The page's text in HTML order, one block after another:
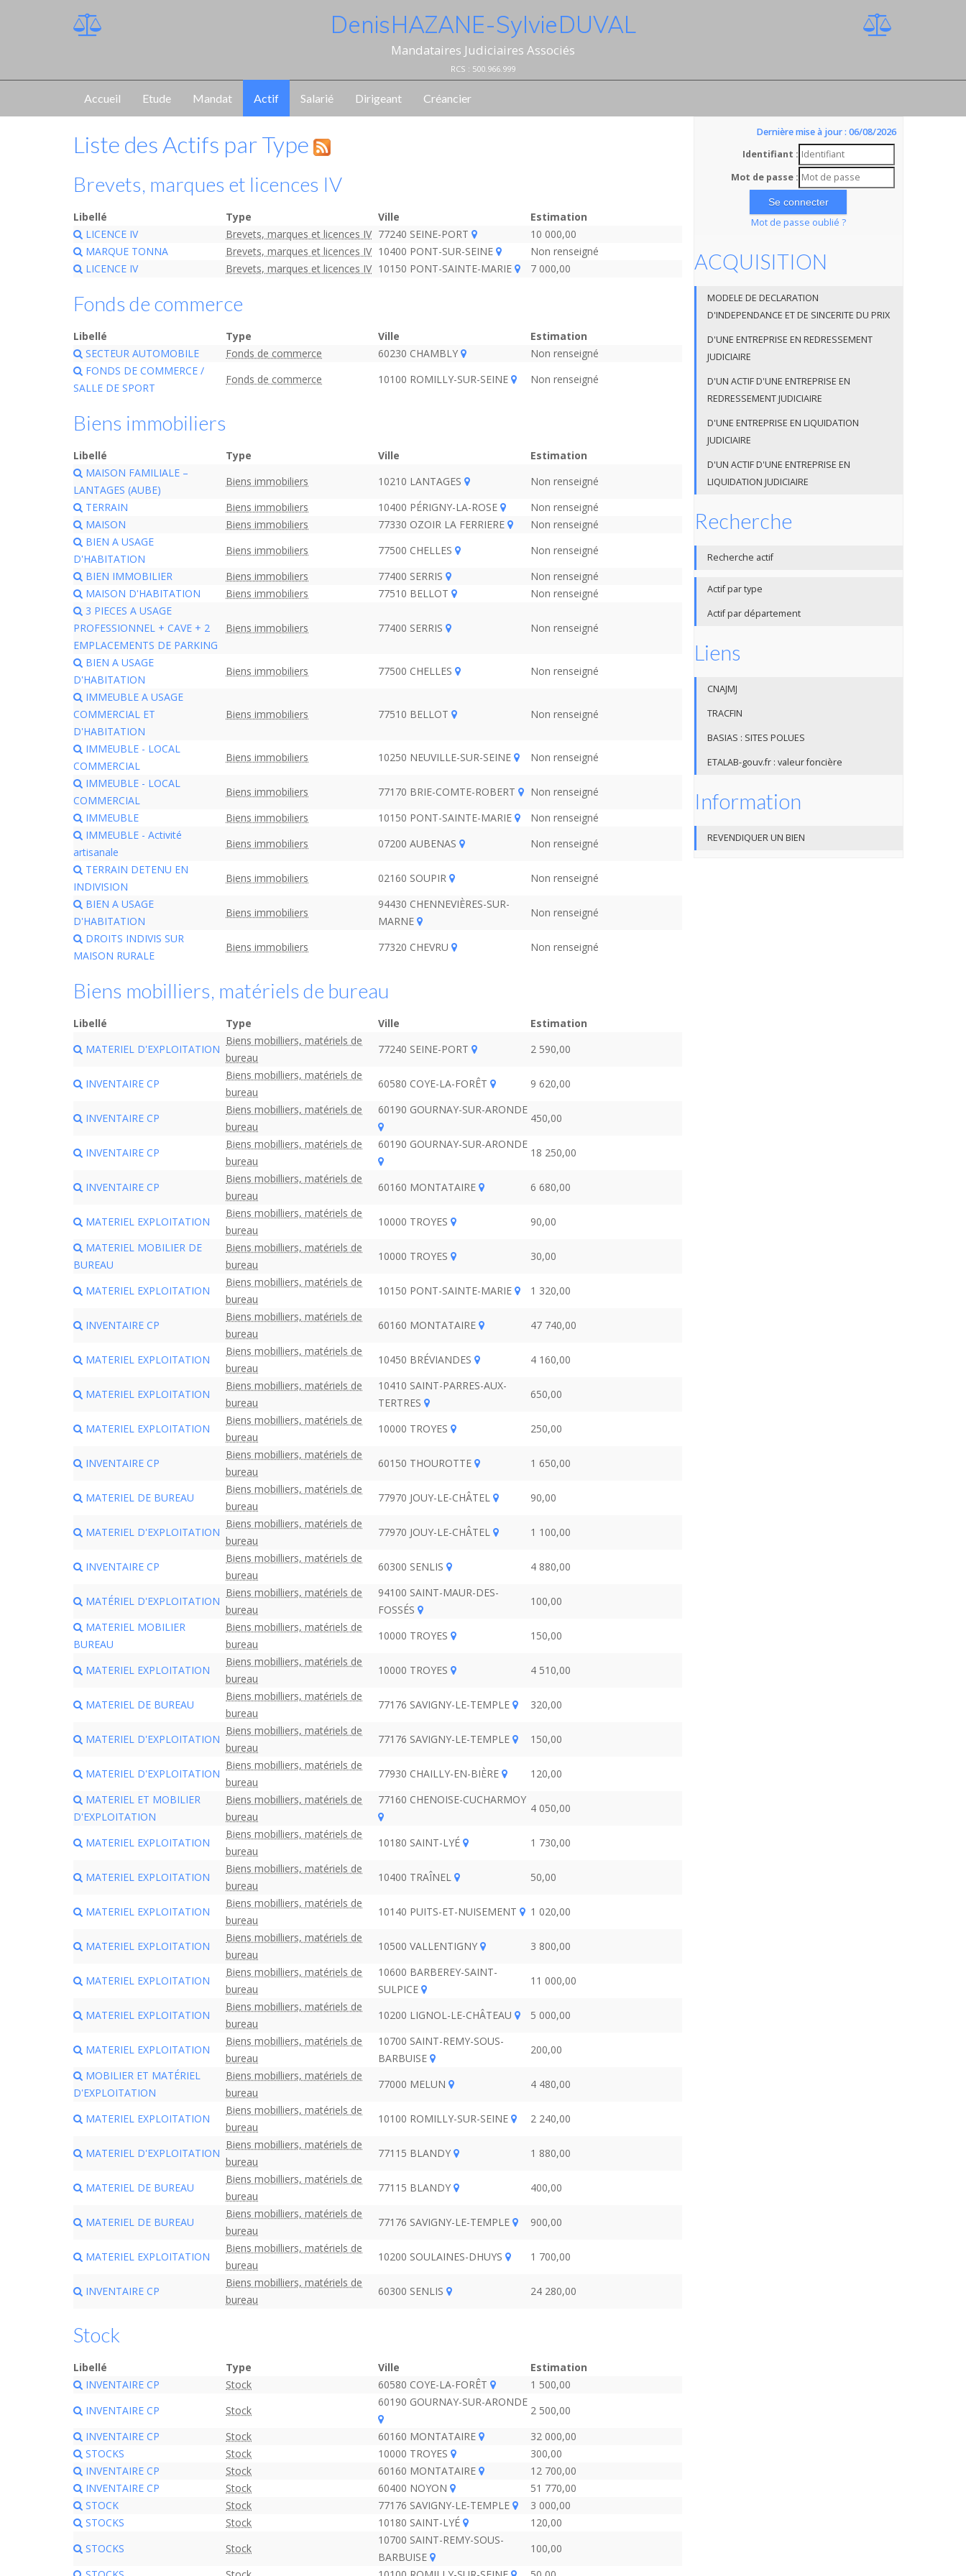
Denis HAZANE - Sylvie DUVAL
Mandataires Judiciaires Associés
RCS : 500.966.999
Accueil Etude Mandat Actif Salarié Dirigeant Créancier
Liste des Actifs par Type
Brevets, marques et licences IV
Libellé Type Ville
Estimation
LICENCE IV
Brevets, marques et licences IV 77240 SEINE-PORT
10 000,00
MARQUE TONNA
Brevets, marques et licences IV 10400 PONT-SUR-SEINE
Non renseigné
LICENCE IV
Brevets, marques et licences IV 10150 PONT-SAINTE-MARIE 7 000,00
Fonds de commerce
Libellé Type Ville
Estimation
SECTEUR AUTOMOBILE
Fonds de commerce 60230 CHAMBLY
Non renseigné
FONDS DE COMMERCE /
SALLE DE SPORT
Fonds de commerce 10100 ROMILLY-SUR-SEINE Non renseigné
Biens immobiliers
Libellé Type Ville
Estimation
MAISON FAMILIALE –
LANTAGES (AUBE)
Biens immobiliers 10210 LANTAGES
Non renseigné
TERRAIN
Biens immobiliers 10400 PÉRIGNY-LA-ROSE
Non renseigné
MAISON
Biens immobiliers 77330 OZOIR LA FERRIERE
Non renseigné
BIEN A USAGE
D'HABITATION
Biens immobiliers 77500 CHELLES
Non renseigné
BIEN IMMOBILIER
Biens immobiliers 77400 SERRIS
Non renseigné
MAISON D'HABITATION
Biens immobiliers 77510 BELLOT
Non renseigné
3 PIECES A USAGE
PROFESSIONNEL + CAVE + 2
EMPLACEMENTS DE PARKING
Biens immobiliers 77400 SERRIS Non renseigné
BIEN A USAGE
D'HABITATION
Biens immobiliers 77500 CHELLES
Non renseigné
IMMEUBLE A USAGE
COMMERCIAL ET
D'HABITATION
Biens immobiliers 77510 BELLOT Non renseigné
IMMEUBLE - LOCAL
COMMERCIAL
Biens immobiliers 10250 NEUVILLE-SUR-SEINE
Non renseigné
IMMEUBLE - LOCAL
COMMERCIAL
Biens immobiliers 77170 BRIE-COMTE-ROBERT
Non renseigné
IMMEUBLE
Biens immobiliers 10150 PONT-SAINTE-MARIE
Non renseigné
IMMEUBLE - Activité
artisanale
Biens immobiliers 07200 AUBENAS
Non renseigné
TERRAIN DETENU EN
INDIVISION
Biens immobiliers 02160 SOUPIR
Non renseigné
BIEN A USAGE
D'HABITATION
Biens immobiliers
94430 CHENNEVIÈRES-SUR-
MARNE
Non renseigné
DROITS INDIVIS SUR
MAISON RURALE
Biens immobiliers 77320 CHEVRU Non renseigné
Biens mobilliers, matériels de bureau
Libellé Type Ville
Estimation
MATERIEL D'EXPLOITATION
Biens mobilliers, matériels de
bureau
77240 SEINE-PORT 2 590,00
INVENTAIRE CP
Biens mobilliers, matériels de
bureau
60580 COYE-LA-FORÊT 9 620,00
INVENTAIRE CP
Biens mobilliers, matériels de
bureau
60190 GOURNAY-SUR-ARONDE
450,00
INVENTAIRE CP
Biens mobilliers, matériels de
bureau
60190 GOURNAY-SUR-ARONDE
18 250,00
INVENTAIRE CP
Biens mobilliers, matériels de
bureau
60160 MONTATAIRE 6 680,00
MATERIEL EXPLOITATION
Biens mobilliers, matériels de
bureau
10000 TROYES
90,00
MATERIEL MOBILIER DE
BUREAU
Biens mobilliers, matériels de
bureau
10000 TROYES 30,00
MATERIEL EXPLOITATION
Biens mobilliers, matériels de
bureau
10150 PONT-SAINTE-MARIE 1 320,00
INVENTAIRE CP
Biens mobilliers, matériels de
bureau
60160 MONTATAIRE 47 740,00
MATERIEL EXPLOITATION
Biens mobilliers, matériels de
bureau
10450 BRÉVIANDES 4 160,00
MATERIEL EXPLOITATION
Biens mobilliers, matériels de
bureau
10410 SAINT-PARRES-AUX-
TERTRES
650,00
MATERIEL EXPLOITATION
Biens mobilliers, matériels de
bureau
10000 TROYES 250,00
INVENTAIRE CP
Biens mobilliers, matériels de
bureau
60150 THOUROTTE 1 650,00
MATERIEL DE BUREAU
Biens mobilliers, matériels de
bureau
77970 JOUY-LE-CHÂTEL 90,00
MATERIEL D'EXPLOITATION
Biens mobilliers, matériels de
bureau
77970 JOUY-LE-CHÂTEL 1 100,00
INVENTAIRE CP
Biens mobilliers, matériels de
bureau
60300 SENLIS 4 880,00
MATÉRIEL D'EXPLOITATION
Biens mobilliers, matériels de
bureau
94100 SAINT-MAUR-DES-
FOSSÉS
100,00
MATERIEL MOBILIER
BUREAU
Biens mobilliers, matériels de
bureau
10000 TROYES 150,00
MATERIEL EXPLOITATION
Biens mobilliers, matériels de
bureau
10000 TROYES 4 510,00
MATERIEL DE BUREAU
Biens mobilliers, matériels de
bureau
77176 SAVIGNY-LE-TEMPLE 320,00
MATERIEL D'EXPLOITATION
Biens mobilliers, matériels de
bureau
77176 SAVIGNY-LE-TEMPLE 150,00
MATERIEL D'EXPLOITATION
Biens mobilliers, matériels de
bureau
77930 CHAILLY-EN-BIÈRE
120,00
MATERIEL ET MOBILIER
D'EXPLOITATION
Biens mobilliers, matériels de
bureau
77160 CHENOISE-CUCHARMOY
4 050,00
MATERIEL EXPLOITATION
Biens mobilliers, matériels de
bureau
10180 SAINT-LYÉ 1 730,00
MATERIEL EXPLOITATION
Biens mobilliers, matériels de
bureau
10400 TRAÎNEL 50,00
MATERIEL EXPLOITATION
Biens mobilliers, matériels de
bureau
10140 PUITS-ET-NUISEMENT 1 020,00
MATERIEL EXPLOITATION
Biens mobilliers, matériels de
bureau
10500 VALLENTIGNY 3 800,00
MATERIEL EXPLOITATION
Biens mobilliers, matériels de
bureau
10600 BARBEREY-SAINT-
SULPICE
11 000,00
MATERIEL EXPLOITATION
Biens mobilliers, matériels de
bureau
10200 LIGNOL-LE-CHÂTEAU 5 000,00
MATERIEL EXPLOITATION
Biens mobilliers, matériels de
bureau
10700 SAINT-REMY-SOUS-
BARBUISE
200,00
MOBILIER ET MATÉRIEL
D'EXPLOITATION
Biens mobilliers, matériels de
bureau
77000 MELUN 4 480,00
MATERIEL EXPLOITATION
Biens mobilliers, matériels de
bureau
10100 ROMILLY-SUR-SEINE 2 240,00
MATERIEL D'EXPLOITATION
Biens mobilliers, matériels de
bureau
77115 BLANDY 1 880,00
MATERIEL DE BUREAU
Biens mobilliers, matériels de
bureau
77115 BLANDY 400,00
MATERIEL DE BUREAU
Biens mobilliers, matériels de
bureau
77176 SAVIGNY-LE-TEMPLE 900,00
MATERIEL EXPLOITATION
Biens mobilliers, matériels de
bureau
10200 SOULAINES-DHUYS 1 700,00
INVENTAIRE CP
Biens mobilliers, matériels de
bureau
60300 SENLIS 24 280,00
Stock
Libellé Type Ville
Estimation
INVENTAIRE CP
Stock 60580 COYE-LA-FORÊT
1 500,00
INVENTAIRE CP
Stock
60190 GOURNAY-SUR-ARONDE
2 500,00
INVENTAIRE CP
Stock 60160 MONTATAIRE
32 000,00
STOCKS
Stock 10000 TROYES
300,00
INVENTAIRE CP
Stock 60160 MONTATAIRE
12 700,00
INVENTAIRE CP
Stock 60400 NOYON
51 770,00
STOCK
Stock 77176 SAVIGNY-LE-TEMPLE
3 000,00
STOCKS
Stock 10180 SAINT-LYÉ
120,00
STOCKS
Stock
10700 SAINT-REMY-SOUS-
BARBUISE
100,00
Dernière mise à jour : 06/08/2026
Identifiant :
Mot de passe :
Mot de passe oublié ?
ACQUISITION
MODELE DE DECLARATION
D'INDEPENDANCE ET DE SINCERITE DU PRIX
D'UNE ENTREPRISE EN REDRESSEMENT
JUDICIAIRE
D'UN ACTIF D'UNE ENTREPRISE EN
REDRESSEMENT JUDICIAIRE
D'UNE ENTREPRISE EN LIQUIDATION
JUDICIAIRE
D'UN ACTIF D'UNE ENTREPRISE EN
LIQUIDATION JUDICIAIRE
Recherche
Recherche actif
Actif par type
Actif par département
Liens
CNAJMJ
TRACFIN
BASIAS : SITES POLUES
ETALAB-gouv.fr : valeur foncière
Information
REVENDIQUER UN BIEN